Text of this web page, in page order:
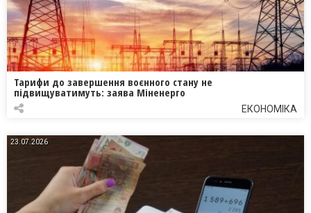
Тарифи до завершення воєнного стану не
підвищуватимуть: заява Міненерго
ЕКОНОМІКА
23.07.2026